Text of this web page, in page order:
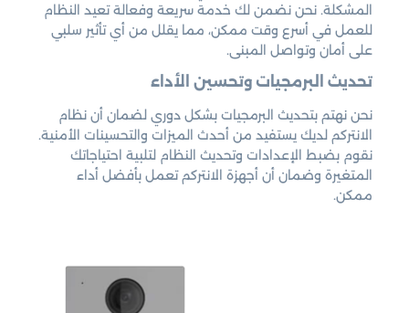
المشكلة. نحن نضمن لك خدمة سريعة وفعالة تعيد النظام
للعمل في أسرع وقت ممكن، مما يقلل من أي تأثير سلبي
على أمان وتواصل المبنى.
تحديث البرمجيات وتحسين الأداء
نحن نهتم بتحديث البرمجيات بشكل دوري لضمان أن نظام
الانتركم لديك يستفيد من أحدث الميزات والتحسينات الأمنية.
نقوم بضبط الإعدادات وتحديث النظام لتلبية احتياجاتك
المتغيرة وضمان أن أجهزة الانتركم تعمل بأفضل أداء
ممكن.